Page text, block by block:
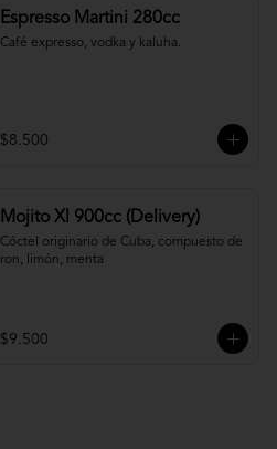
Espresso Martini 280cc
Café expresso, vodka y kaluha.
$8.500
Mojito Xl 900cc (Delivery)
Cóctel originario de Cuba, compuesto de
ron, limón, menta
$9.500